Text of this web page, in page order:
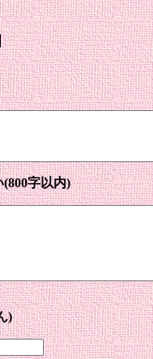
字以内)
)